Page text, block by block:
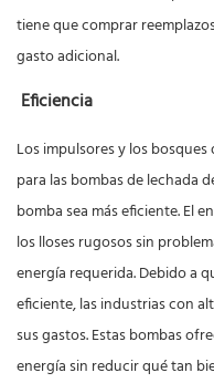
tiene que comprar
gasto adicional.
Eficiencia
Los impulsores y los
para las bombas de lechada
bomba sea más eficiente. El
los lloses rugosos sin
energía requerida. Debido a
eficiente, las industrias con
sus gastos. Estas bombas
energía sin reducir qué tan